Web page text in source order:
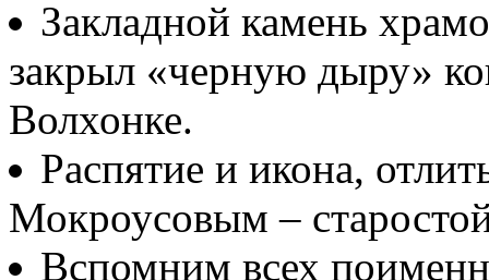
Закладной камень
закрыл «черную дыру»
Волхонке.
Распятие и икона,
Мокроусовым –
Вспомним всех